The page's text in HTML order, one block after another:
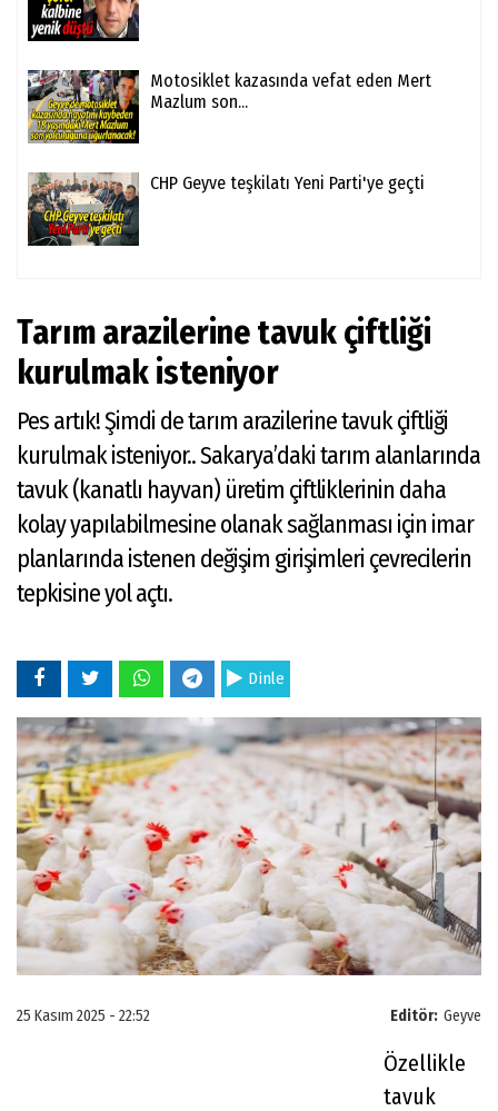
Motosiklet kazasında vefat eden Mert
Mazlum son...
CHP Geyve teşkilatı Yeni Parti'ye geçti
Tarım arazilerine tavuk çiftliği
kurulmak isteniyor
Pes artık! Şimdi de tarım arazilerine tavuk çiftliği
kurulmak isteniyor.. Sakarya’daki tarım alanlarında
tavuk (kanatlı hayvan) üretim çiftliklerinin daha
kolay yapılabilmesine olanak sağlanması için imar
planlarında istenen değişim girişimleri çevrecilerin
tepkisine yol açtı.
Dinle
Editör: Geyve
25 Kasım 2025 - 22:52
Özellikle
tavuk